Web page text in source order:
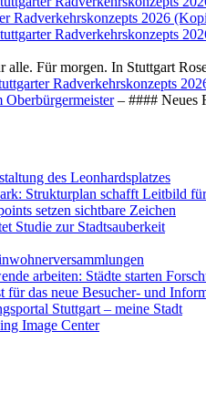
Radverkehrskonzepts 2026
Radverkehrskonzepts
alle. Für morgen. In Stuttgart
Radverkehrskonzepts
Oberbürgermeister– #### Neues
des Leonhards­platzes
Strukturplan schafft Leitbild
setzen sichtbare Zeichen
Studie zur Stadtsauberkeit
arbeiten: Städte starten
für das neue Besucher- und
Stuttgart – meine Stadt
Image Center